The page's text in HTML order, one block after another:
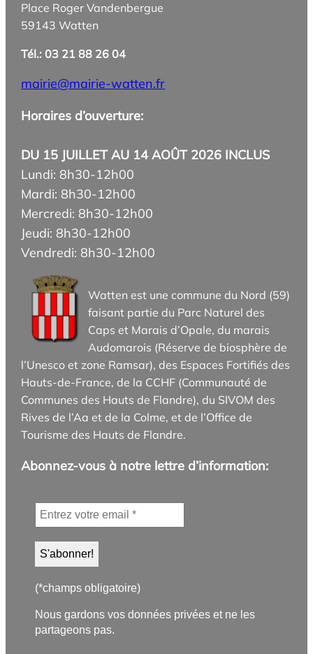
Place Roger Vandenbergue
59143 Watten
Tél.: 03 21 88 26 04
mairie@mairie-watten.fr
Horaires d’ouverture:
DU 15 JUILLET AU 14 AOÛT 2026 INCLUS
Lundi: 8h30-12h00
Mardi: 8h30-12h00
Mercredi: 8h30-12h00
Jeudi: 8h30-12h00
Vendredi: 8h30-12h00
Watten est une commune du Nord (59)
faisant partie du Parc Naturel des
Caps et Marais d’Opale, du marais
Audomarois (Réserve de biosphère de
l’Unesco et zone Ramsar), des Espaces Fortifiés des
Hauts-de-France, de la CCHF (Communauté de
Communes des Hauts de Flandre), du SIVOM des
Rives de l’Aa et de la Colme, et de l’Office de
Tourisme des Hauts de Flandre.
Abonnez-vous à notre lettre d’information:
(*champs obligatoire)
Nous gardons vos données privées et ne les
partageons pas.